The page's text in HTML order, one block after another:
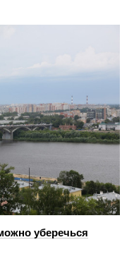
уберечься